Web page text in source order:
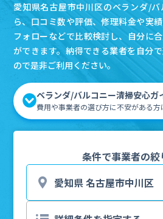
愛知県名古屋市中川区のベランダ/
ら、口コミ数や評価、修理料金や実
フォローなどで比較検討し、自分に
ができます。納得できる業者を自分
ので是非ご利用ください。
ベランダ/バルコニー清掃安心ガ
費用や事業者の選び方に不安がある方
条件で事業者の絞